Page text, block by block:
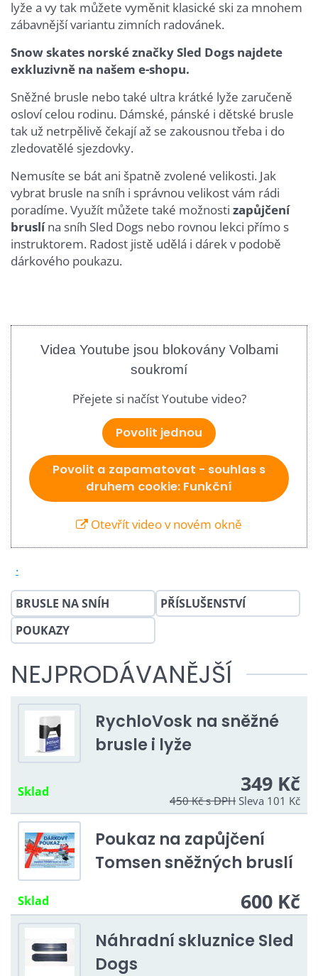
lyže a vy tak můžete vyměnit klasické ski za mnohem
zábavnější variantu zimních radovánek.
Snow skates norské značky Sled Dogs najdete
exkluzivně na našem e-shopu.
Sněžné brusle nebo také ultra krátké lyže zaručeně
osloví celou rodinu. Dámské, pánské i dětské brusle
tak už netrpělivě čekají až se zakousnou třeba i do
zledovatělé sjezdovky.
Nemusíte se bát ani špatně zvolené velikosti. Jak
vybrat brusle na sníh i správnou velikost vám rádi
poradíme. Využít můžete také možnosti zapůjčení
bruslína sníh Sled Dogs nebo rovnou lekci přímo s
instruktorem. Radost jistě udělá i dárek v podobě
dárkového poukazu.
Videa Youtube jsou blokovány Volbami
soukromí
Přejete si načíst Youtube video?
Povolit jednou
Povolit a zapamatovat - souhlas s
druhem cookie: Funkční
Otevřít video v novém okně
.
BRUSLE NA SNÍH
PŘÍSLUŠENSTVÍ
POUKAZY
NEJPRODÁVANĚJŠÍ
RychloVosk na sněžné
brusle i lyže
Sklad 349 Kč
450 Kčs DPHSleva 101 Kč
Poukaz na zapůjčení
Tomsen sněžných bruslí
Sklad 600 Kč
Náhradní skluznice Sled
Dogs